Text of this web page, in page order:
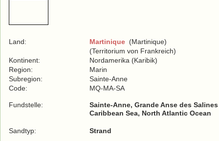
Land: Martinique (Martinique)
(Territorium von Frankreich)
Kontinent:
Nordamerika (Karibik)
Region:
Marin
Subregion:
Sainte-Anne
Code:
MQ-MA-SA
Fundstelle:
Sainte-Anne, Grande Anse des Salines
Caribbean Sea, North Atlantic Ocean
Sandtyp: Strand